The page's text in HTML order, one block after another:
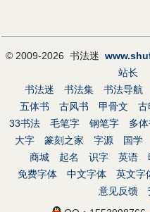
© 2009-2026 书法迷
站长
书法迷
书法集 书法导航
五体书
古风书 甲骨文 古
33书法
毛笔字 钢笔字 多
大字
篆刻之家 字源 国学
商城
起名 识字 英语
免费字体
中文字体 英文字
意见反馈